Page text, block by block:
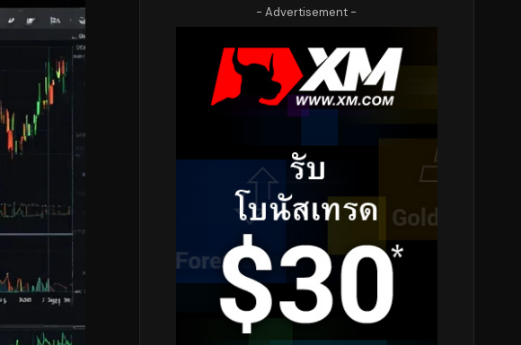
- Advertisement -